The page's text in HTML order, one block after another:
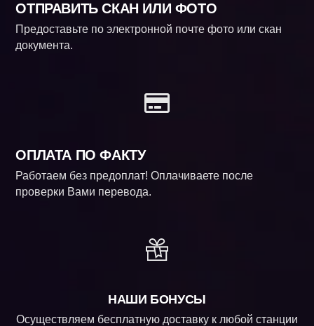
ОТПРАВИТЬ СКАН ИЛИ ФОТО
Предоставьте по электронной почте фото или скан
документа.
ОПЛАТА ПО ФАКТУ
Работаем без предоплат! Оплачиваете после
проверки Вами перевода.
НАШИ БОНУСЫ
Осуществляем бесплатную доставку к любой станции